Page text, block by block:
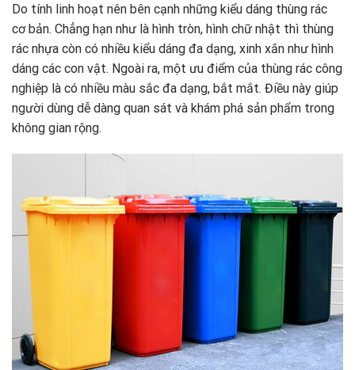
Do tính linh hoạt nên bên cạnh những kiểu dáng thùng rác
cơ bản. Chẳng hạn như là hình tròn, hình chữ nhật thì thùng
rác nhựa còn có nhiều kiểu dáng đa dạng, xinh xắn như hình
dáng các con vật. Ngoài ra, một ưu điểm của thùng rác công
nghiệp là có nhiều màu sắc đa dạng, bắt mắt. Điều này giúp
người dùng dễ dàng quan sát và khám phá sản phẩm trong
không gian rộng.